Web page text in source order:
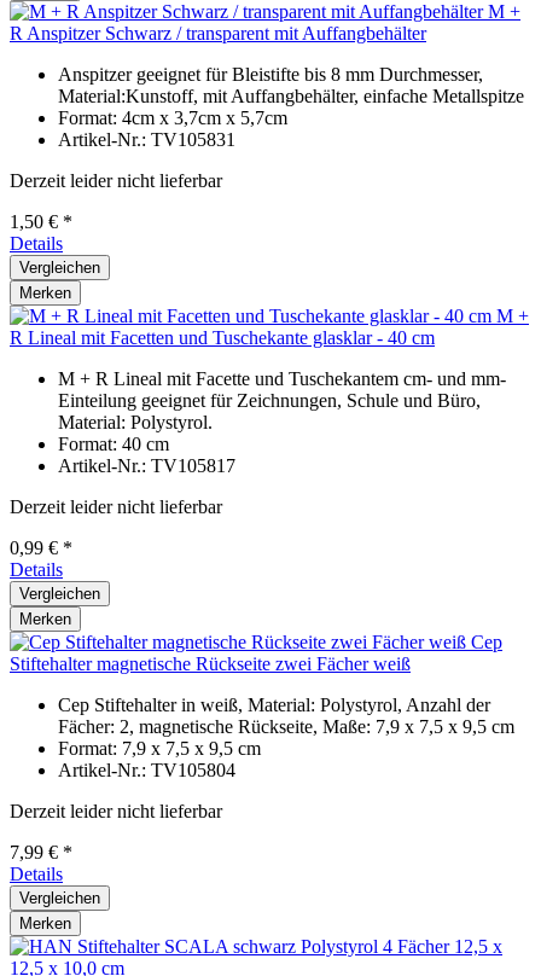
M +
R Anspitzer Schwarz / transparent mit Auffangbehälter
Anspitzer geeignet für Bleistifte bis 8 mm Durchmesser,
Material:Kunstoff, mit Auffangbehälter, einfache Metallspitze
Format: 4cm x 3,7cm x 5,7cm
Artikel-Nr.: TV105831
Derzeit leider nicht lieferbar
1,50 € *
Details
Vergleichen
Merken
M +
R Lineal mit Facetten und Tuschekante glasklar - 40 cm
M + R Lineal mit Facette und Tuschekantem cm- und mm-
Einteilung geeignet für Zeichnungen, Schule und Büro,
Material: Polystyrol.
Format: 40 cm
Artikel-Nr.: TV105817
Derzeit leider nicht lieferbar
0,99 € *
Details
Vergleichen
Merken
Cep
Stiftehalter magnetische Rückseite zwei Fächer weiß
Cep Stiftehalter in weiß, Material: Polystyrol, Anzahl der
Fächer: 2, magnetische Rückseite, Maße: 7,9 x 7,5 x 9,5 cm
Format: 7,9 x 7,5 x 9,5 cm
Artikel-Nr.: TV105804
Derzeit leider nicht lieferbar
7,99 € *
Details
Vergleichen
Merken